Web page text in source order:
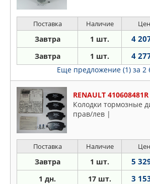
Поставка Наличие
Завтра 1 шт. 4
Завтра 1 шт. 4
Еще предложение (1) за 2
RENAULT 410608481R
Колодки тормозные
прав/лев |
Поставка Наличие
Завтра 1 шт. 5
1 дн. 17 шт. 3